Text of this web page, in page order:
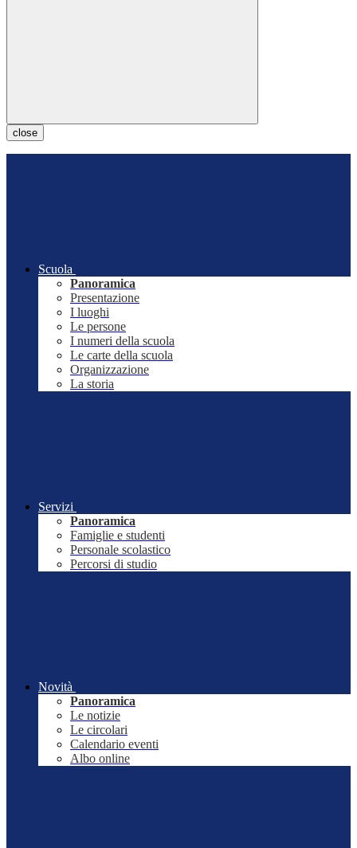
close
Scuola
Panoramica
Presentazione
I luoghi
Le persone
I numeri della scuola
Le carte della scuola
Organizzazione
La storia
Servizi
Panoramica
Famiglie e studenti
Personale scolastico
Percorsi di studio
Novità
Panoramica
Le notizie
Le circolari
Calendario eventi
Albo online